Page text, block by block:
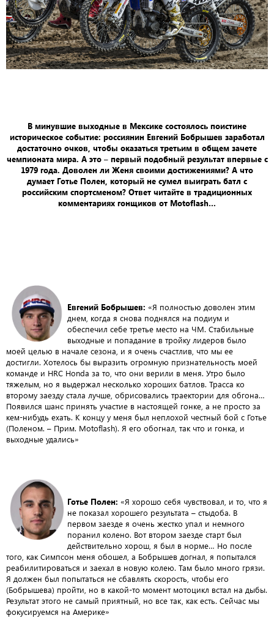
В минувшие выходные в Мексике состоялось поистине
историческое событие: россиянин Евгений Бобрышев заработал
достаточно очков, чтобы оказаться третьим в общем зачете
чемпионата мира. А это – первый подобный результат впервые с
1979 года. Доволен ли Женя своими достижениями? А что
думает Готье Полен, который не сумел выиграть батл с
российским спортсменом? Ответ читайте в традиционных
комментариях гонщиков от Motoflash…
Евгений Бобрышев: «Я полностью доволен этим
днем, когда я снова поднялся на подиум и
обеспечил себе третье место на ЧМ. Стабильные
выходные и попадание в тройку лидеров было
моей целью в начале сезона, и я очень счастлив, что мы ее
достигли. Хотелось бы выразить огромную признательность моей
команде и HRC Honda за то, что они верили в меня. Утро было
тяжелым, но я выдержал несколько хороших батлов. Трасса ко
второму заезду стала лучше, обрисовались траектории для обгона…
Появился шанс принять участие в настоящей гонке, а не просто за
кем-нибудь ехать. К концу у меня был неплохой честный бой с Готье
(Поленом. – Прим. Motoflash). Я его обогнал, так что и гонка, и
выходные удались»
Готье Полен: «Я хорошо себя чувствовал, и то, что я
не показал хорошего результата – стыдоба. В
первом заезде я очень жестко упал и немного
поранил колено. Вот втором заезде старт был
действительно хорош, я был в норме… Но после
того, как Симпсон меня обошел, а Бобрышев догнал, я попытался
реабилитироваться и заехал в новую колею. Там было много грязи.
Я должен был попытаться не сбавлять скорость, чтобы его
(Бобрышева) пройти, но в какой-то момент мотоцикл встал на дыбы.
Результат этого не самый приятный, но все так, как есть. Сейчас мы
фокусируемся на Америке»